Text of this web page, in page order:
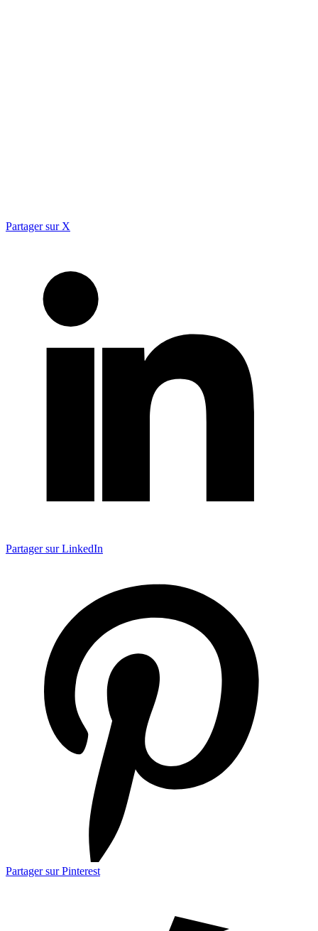
Partager sur X
Partager sur LinkedIn
Partager sur Pinterest